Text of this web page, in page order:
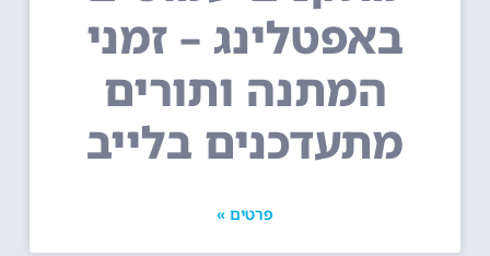
באפטלינג – זמני
המתנה ותורים
מתעדכנים בלייב
פרטים »